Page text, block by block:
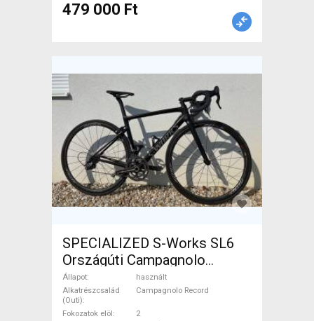
479 000 Ft
SPECIALIZED S-Works SL6
Országúti Campagnolo
Record patkófék használt
ELADÓ
Állapot
használt
Alkatrészcsalád
(Outi)
Campagnolo Record
Fokozatok elöl
2